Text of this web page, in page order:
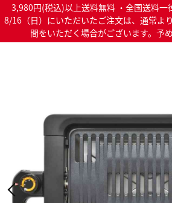
3,980円(税込)以上送料無料 ・全国送料
8/16（日）にいただいたご注文は、通常よ
間をいただく場合がございます。予